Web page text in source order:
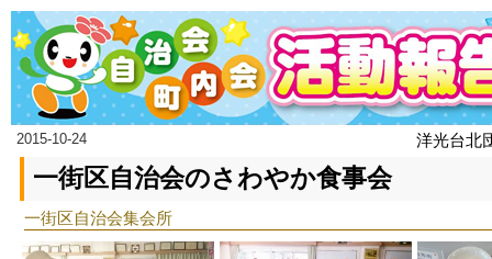
2015-10-24 洋光台北
一街区自治会のさわやか食事会
一街区自治会集会所